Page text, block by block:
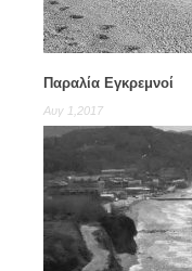
Παραλία Εγκρεμνοί
Αυγ 1,2017